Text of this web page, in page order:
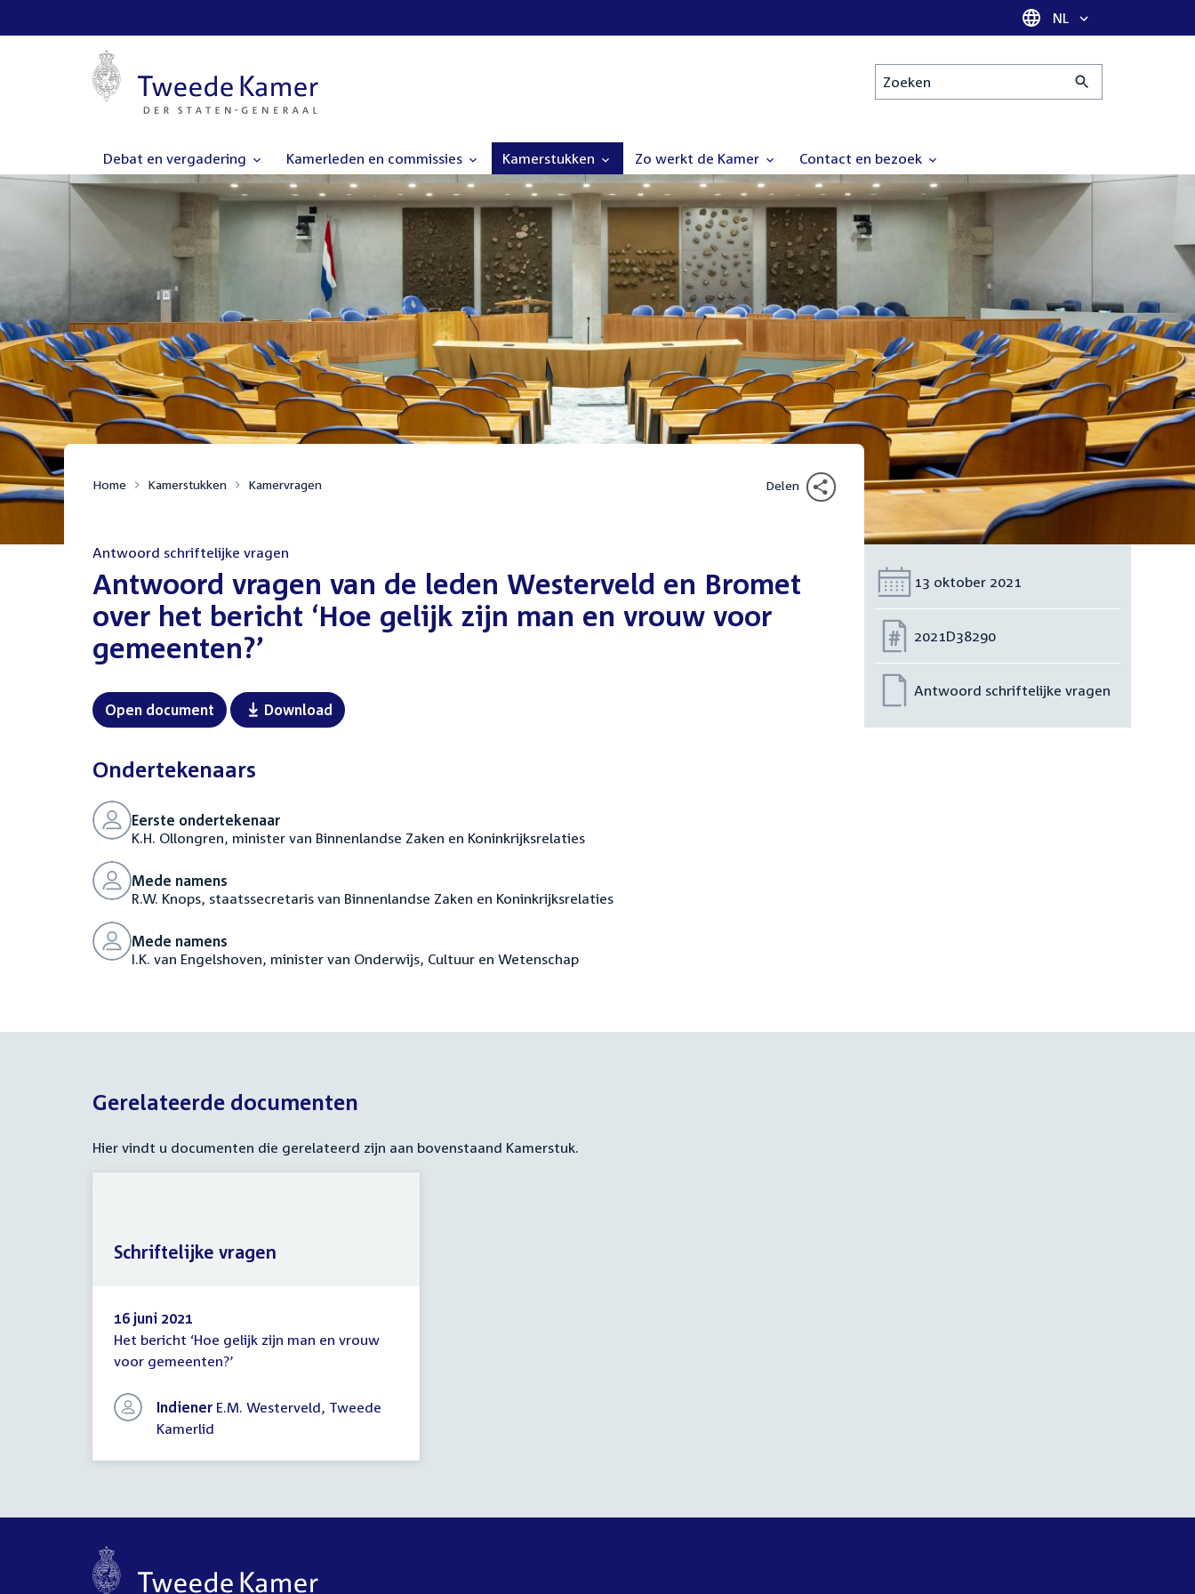
Taal selectie
NL
Zoeken
Debat en vergadering Kamerleden en commissies Kamerstukken Zo werkt de Kamer Contact en bezoek
Home Kamerstukken Kamervragen Delen
Antwoord schriftelijke vragen
Antwoord vragen van de leden Westerveld en Bromet
over het bericht ‘Hoe gelijk zijn man en vrouw voor
gemeenten?’
Open document Download
Ondertekenaars
Eerste ondertekenaar
K.H. Ollongren, minister van Binnenlandse Zaken en Koninkrijksrelaties
Mede namens
R.W. Knops, staatssecretaris van Binnenlandse Zaken en Koninkrijksrelaties
Mede namens
I.K. van Engelshoven, minister van Onderwijs, Cultuur en Wetenschap
Datum:
13 oktober 2021
Nummer:
2021D38290
Antwoord schriftelijke vragen
Gerelateerde documenten
Hier vindt u documenten die gerelateerd zijn aan bovenstaand Kamerstuk.
Schriftelijke
vragen
16 juni 2021
Het bericht ‘Hoe gelijk zijn man en vrouw
voor gemeenten?’
Indiener E.M. Westerveld, Tweede
Kamerlid
Schriftelijke vragen